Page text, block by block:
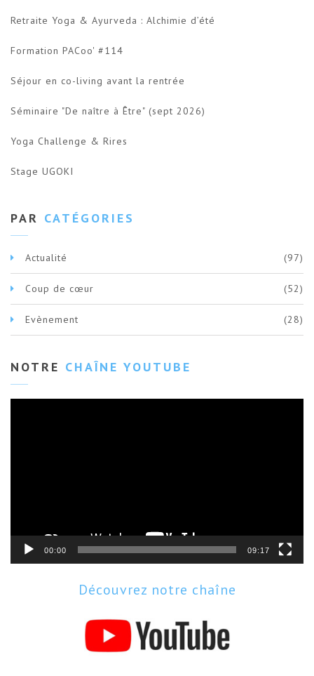
Retraite Yoga & Ayurveda : Alchimie d’été
Formation PACoo' #114
Séjour en co-living avant la rentrée
Séminaire "De naître à Être" (sept 2026)
Yoga Challenge & Rires
Stage UGOKI
PAR CATÉGORIES
Actualité (97)
Coup de cœur (52)
Evènement (28)
NOTRE CHAÎNE YOUTUBE
00:00 09:17
Découvrez notre chaîne